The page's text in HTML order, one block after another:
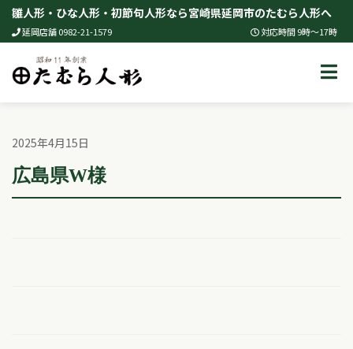
Skip
content
雛人形・ひな人形・初節句人形なら宮崎県延岡市のたむら人形へ
延岡店舗 0982-21-1579 対応時間 9時～17時
2025年4月15日
広島県W様